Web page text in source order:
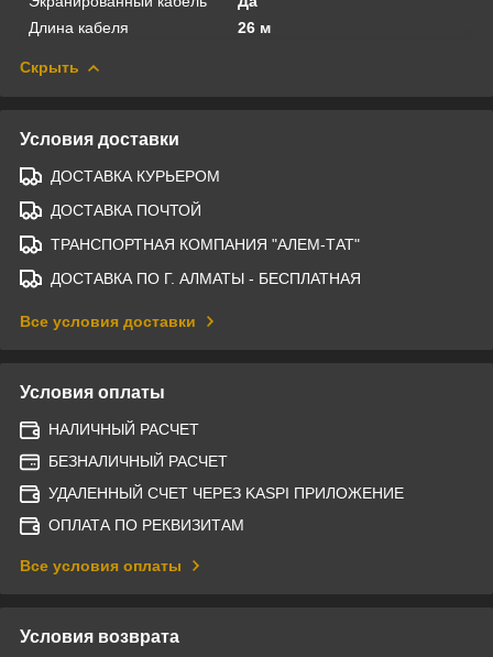
Длина кабеля
26 м
Скрыть
Условия доставки
ДОСТАВКА КУРЬЕРОМ
ДОСТАВКА ПОЧТОЙ
ТРАНСПОРТНАЯ КОМПАНИЯ "АЛЕМ-ТАТ"
ДОСТАВКА ПО Г. АЛМАТЫ - БЕСПЛАТНАЯ
Все условия доставки
Условия оплаты
НАЛИЧНЫЙ РАСЧЕТ
БЕЗНАЛИЧНЫЙ РАСЧЕТ
УДАЛЕННЫЙ СЧЕТ ЧЕРЕЗ KASPI ПРИЛОЖЕНИЕ
ОПЛАТА ПО РЕКВИЗИТАМ
Все условия оплаты
Условия возврата